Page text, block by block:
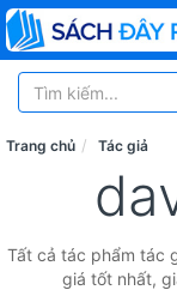
Trang chủ Tác giả
Tất cả tác phẩm tác
giá tốt nhất,